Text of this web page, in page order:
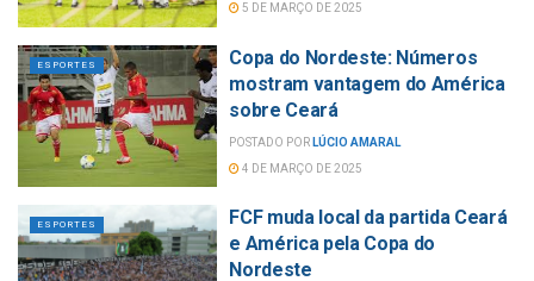
5 DE MARÇO DE 2025
ESPORTES
Copa do Nordeste: Números
mostram vantagem do América
sobre Ceará
POSTADO POR LÚCIO AMARAL
4 DE MARÇO DE 2025
ESPORTES
FCF muda local da partida Ceará
e América pela Copa do
Nordeste